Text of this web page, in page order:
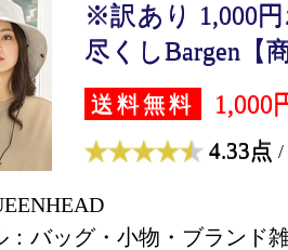
※訳あり 1,000
尽くしBargen【
送料無料 1,000
4.33点 /
：バッグ・小物・ブランド